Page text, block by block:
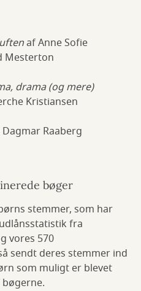
af Anne Sofie
Mesterton
drama (og mere)
Kristiansen
Raaberg
bøger
stemmer, som har
fra
vores 570
sendt deres stemmer ind
som muligt er blevet